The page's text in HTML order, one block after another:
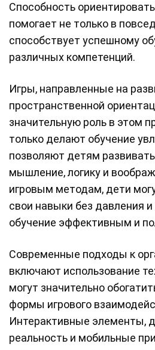
Способность
помогает не только в
способствует успешному
различных компетенций.
Игры, направленные на
пространственной
значительную роль в этом
только делают обучение
позволяют детям
мышление, логику и
игровым методам, дети
свои навыки без давления
обучение эффективным и
Современные подходы к
включают использование
могут значительно
формы игрового
Интерактивные элементы,
реальность и мобильные